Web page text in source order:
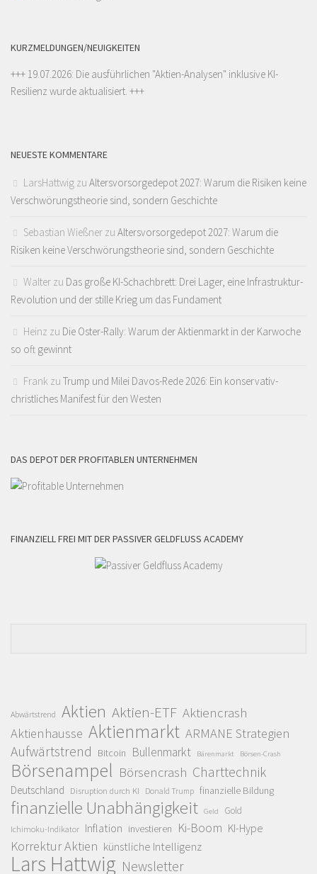
KURZMELDUNGEN/NEUIGKEITEN
+++ 19.07.2026: Die ausführlichen "Aktien-Analysen" inklusive KI-
Resilienz wurde aktualisiert. +++
NEUESTE KOMMENTARE
LarsHattwig zu Altersvorsorgedepot 2027: Warum die Risiken keine
Verschwörungstheorie sind, sondern Geschichte
Sebastian Wießner zu Altersvorsorgedepot 2027: Warum die
Risiken keine Verschwörungstheorie sind, sondern Geschichte
Walter zu Das große KI-Schachbrett: Drei Lager, eine Infrastruktur-
Revolution und der stille Krieg um das Fundament
Heinz zu Die Oster-Rally: Warum der Aktienmarkt in der Karwoche
so oft gewinnt
Frank zu Trump und Milei Davos-Rede 2026: Ein konservativ-
christliches Manifest für den Westen
DAS DEPOT DER PROFITABLEN UNTERNEHMEN
FINANZIELL FREI MIT DER PASSIVER GELDFLUSS ACADEMY
Abwärtstrend Aktien Aktien-ETF Aktiencrash
Aktienhausse Aktienmarkt ARMANE Strategien
Aufwärtstrend Bitcoin Bullenmarkt Bärenmarkt Börsen-Crash
Börsenampel Börsencrash Charttechnik
Deutschland Disruption durch KI Donald Trump finanzielle Bildung
finanzielle Unabhängigkeit Geld Gold
Ichimoku-Indikator Inflation investieren Ki-Boom KI-Hype
Korrektur Aktien künstliche Intelligenz
Lars Hattwig Newsletter